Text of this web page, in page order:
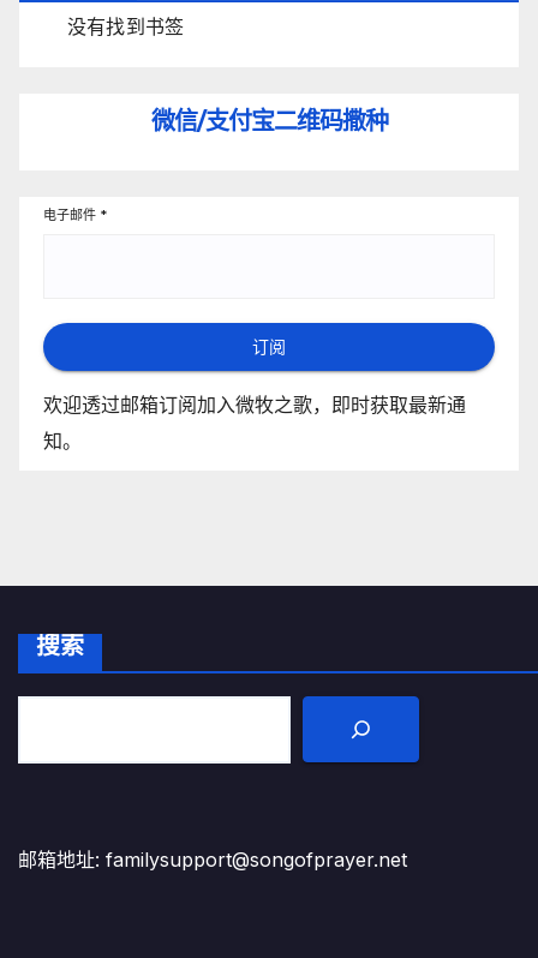
没有找到书签
微信/支付宝二维码撒种
电子邮件 *
订阅
欢迎透过邮箱订阅加入微牧之歌，即时获取最新通
知。
搜索
邮箱地址: familysupport@songofprayer.net